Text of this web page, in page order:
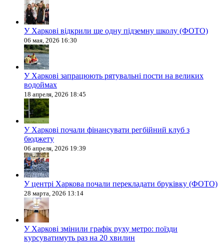
У Харкові відкрили ще одну підземну школу (ФОТО)
06 мая, 2026 16:30
У Харкові запрацюють рятувальні пости на великих
водоймах
18 апреля, 2026 18:45
У Харкові почали фінансувати регбійний клуб з
бюджету
06 апреля, 2026 19:39
У центрі Харкова почали перекладати бруківку (ФОТО)
28 марта, 2026 13:14
У Харкові змінили графік руху метро: поїзди
курсуватимуть раз на 20 хвилин